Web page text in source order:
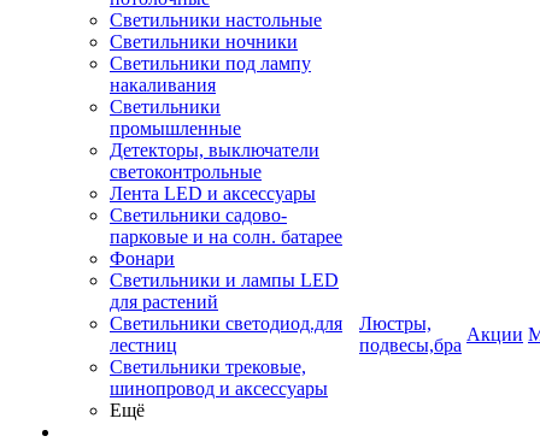
Светильники настольные
Светильники ночники
Светильники под лампу
накаливания
Светильники
промышленные
Детекторы, выключатели
светоконтрольные
Лента LED и аксессуары
Светильники садово-
парковые и на солн. батарее
Фонари
Светильники и лампы LED
для растений
Светильники светодиод.для
лестниц
Светильники трековые,
шинопровод и аксессуары
Ещё
Люстры,
подвесы,бра
Акции